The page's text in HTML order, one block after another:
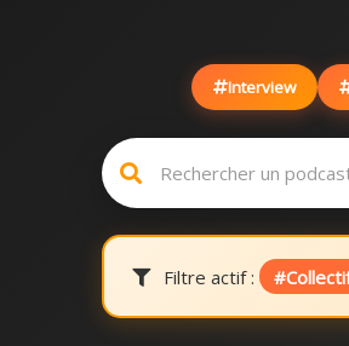
Interview
Filtre actif :